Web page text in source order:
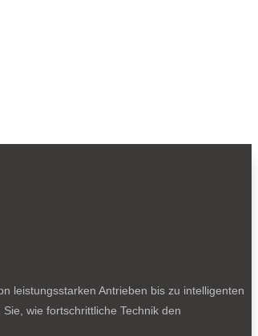
leistungsstarken Antrieben bis zu intelligenten
wie fortschrittliche Technik den